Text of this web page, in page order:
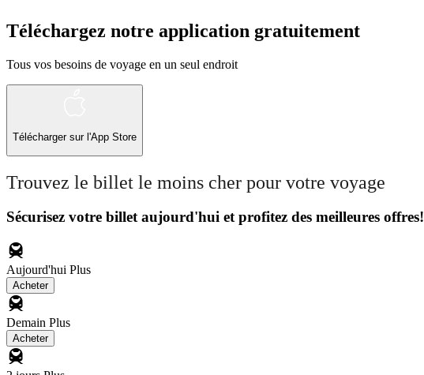
Téléchargez notre application gratuitement
Tous vos besoins de voyage en un seul endroit
Télécharger sur l'App Store
Trouvez le billet le moins cher pour votre voyage
Sécurisez votre billet aujourd'hui et profitez des meilleures offres!
Aujourd'hui Plus
Acheter
Demain Plus
Acheter